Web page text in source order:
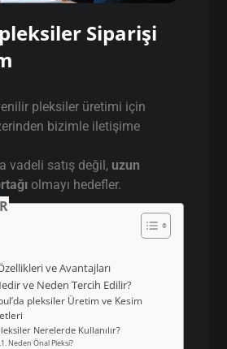
Siparişi
pleksiler üretimi için
bizimle iletişime
vadeli satış değil, uzun
olmayı hedefler.
ve Avantajları
ve Neden Tercih Edilir?
pleksiler Üretim ve Kesim
Nerelerde Kullanılır?
Neden Önal Pleksi?